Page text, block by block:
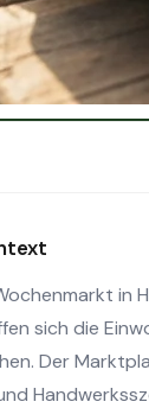
den Markt
in
sich die
Der